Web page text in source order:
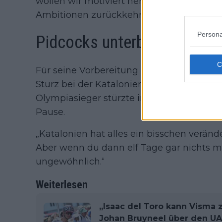
Ambitionen zurückkehren können.“
Pidcocks unterbrochene
Für seine Vorbereitung 2026 verwies
Sturz bei der Katalonien-Rundfahrt als
Olympiasieger stürzte in eine Schlucht,
Pause.
„Katalonien hat alles ein bisschen
Aber wenn du dann elf Tage gar nichts
ungewöhnlich.“
Weiterlesen
„Isaac del Toro kann Visma
Johan Bruyneel über den